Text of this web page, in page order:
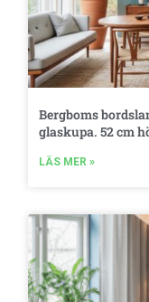
Bergboms
glaskupa. 52 cm
LÄS MER »